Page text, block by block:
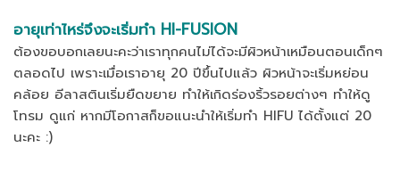
อายุเท่าไหร่จึงจะเริ่มทำ HI-FUSION
ต้องขอบอกเลยนะคะว่าเราทุกคนไม่ได้จะมีผิวหน้าเหมือนตอนเด็กๆ
ตลอดไป เพราะเมื่อเราอายุ 20 ปีขึ้นไปแล้ว ผิวหน้าจะเริ่มหย่อน
คล้อย อีลาสตินเริ่มยืดขยาย ทำให้เกิดร่องริ้วรอยต่างๆ ทำให้ดู
โทรม ดูแก่ หากมีโอกาสก็ขอแนะนำให้เริ่มทำ HIFU ได้ตั้งแต่ 20
นะคะ :)